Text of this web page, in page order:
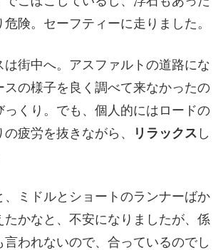
危険。セーフティーに走りました。
は街中へ。アスファルトの道路にな
スの様子を良く調べて来なかったの
っくり。でも、個人的にはロードの
疲労を抜きながら、
リラックス し
、ミドルとショートのランナーばか
たかなと、不安になりましたが、係
言われないので、合っているのでし